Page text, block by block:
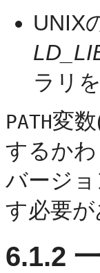
UNIX
ラリ
PATH変
するか
バージ
す必要が
6.1.2